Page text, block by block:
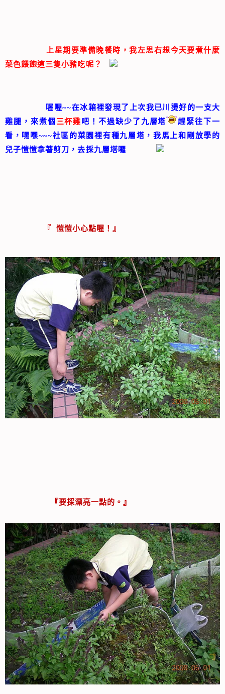
上星期要準備晚餐時，我左思右想今天要煮什麼
菜色餵飽這三隻小豬吃呢？
喔喔~~在冰箱裡發現了上次我已川燙好的一支大
雞腿，來煮個 三杯雞吧！不過缺少了九層塔
趕緊往下一
看，嘿嘿~~~社區的菜園裡有種九層塔，我馬上和剛放學的
兒子愷愷拿著剪刀，去採九層塔囉
『 愷愷小心點喔！』
『要採漂亮一點的。』